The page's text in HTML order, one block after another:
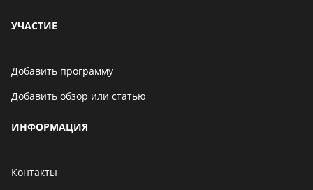
УЧАСТИЕ
Добавить программу
Добавить обзор или статью
ИНФОРМАЦИЯ
Контакты